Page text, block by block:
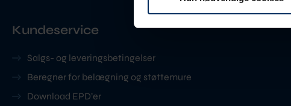
Kundeservice
Salgs- og leveringsbetingelser
Beregner for belægning og støttemure
Download EPD’er